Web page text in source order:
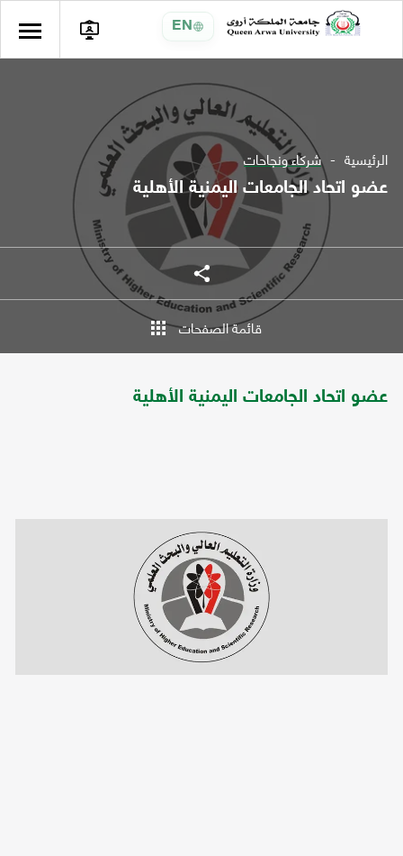
EN
الرئيسية شركاء ونجاحات
عضو اتحاد الجامعات اليمنية الأهلية
شارك
شارك
قائمة الصفحات
عضو اتحاد الجامعات اليمنية الأهلية